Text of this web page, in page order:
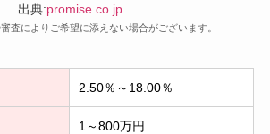
出典:promise.co.jp
査によりご希望に添えない場合がございます。
2.50％～18.00％
1～800万円